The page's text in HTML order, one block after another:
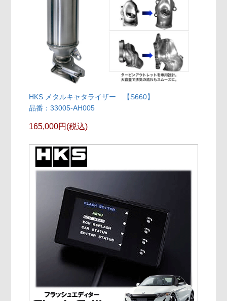
HKS メタルキャタライザー 【S660】
品番：33005-AH005
165,000円(税込)